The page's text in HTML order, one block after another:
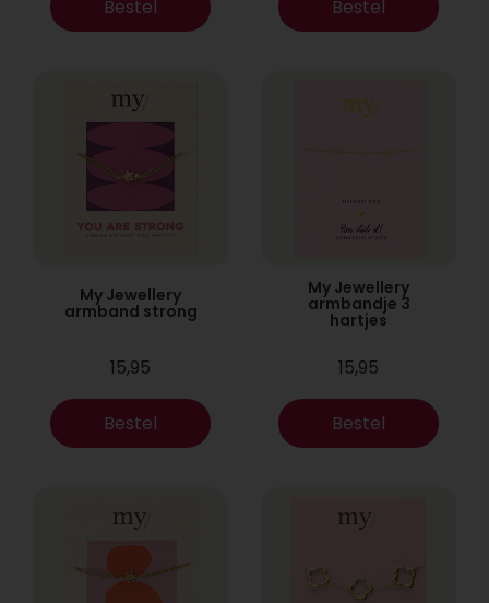
Bestel Bestel
My Jewellery
armband strong
15,95
Bestel
My Jewellery
armbandje 3
hartjes
15,95
Bestel